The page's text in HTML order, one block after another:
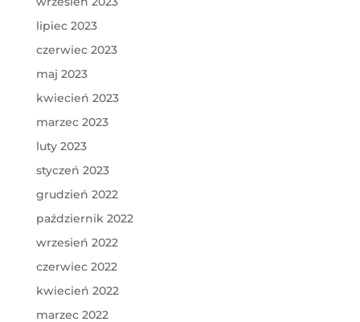
lipiec 2023
czerwiec 2023
maj 2023
kwiecień 2023
marzec 2023
luty 2023
styczeń 2023
grudzień 2022
październik 2022
wrzesień 2022
czerwiec 2022
kwiecień 2022
marzec 2022